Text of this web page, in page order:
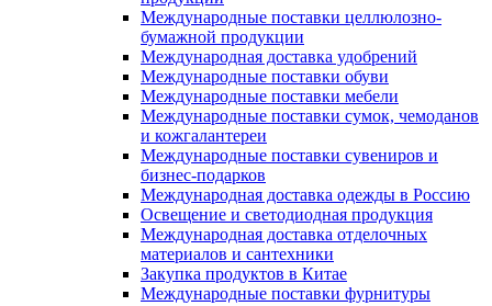
Международные поставки целлюлозно-
бумажной продукции
Международная доставка удобрений
Международные поставки обуви
Международные поставки мебели
Международные поставки сумок, чемоданов
и кожгалантереи
Международные поставки сувениров и
бизнес-подарков
Международная доставка одежды в Россию
Освещение и светодиодная продукция
Международная доставка отделочных
материалов и сантехники
Закупка продуктов в Китае
Международные поставки фурнитуры